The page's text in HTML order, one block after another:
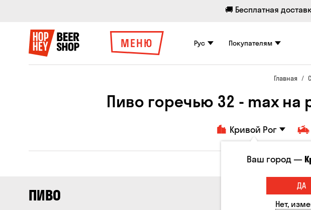
🚚 Бесплатная
МЕНЮ Рус Покупателям
Главная
Пиво горечью 32 - max на
Кривой Рог
Все товары Пиво
ПИВО
Ваш город —
ДА
Нет,